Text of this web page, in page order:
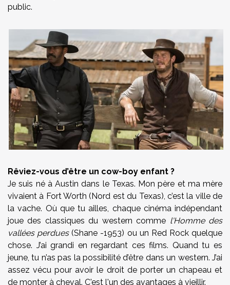
public.
Rêviez-vous d’être un cow-boy enfant ?
Je suis né à Austin dans le Texas. Mon père et ma mère
vivaient à Fort Worth (Nord est du Texas), c’est la ville de
la vache. Où que tu ailles, chaque cinéma indépendant
joue des classiques du western comme l'Homme des
vallées perdues(Shane -1953) ou un Red Rock quelque
chose. J’ai grandi en regardant ces films. Quand tu es
jeune, tu n’as pas la possibilité d’être dans un western. J’ai
assez vécu pour avoir le droit de porter un chapeau et
de monter à cheval. C'est l'un des avantages à vieillir.